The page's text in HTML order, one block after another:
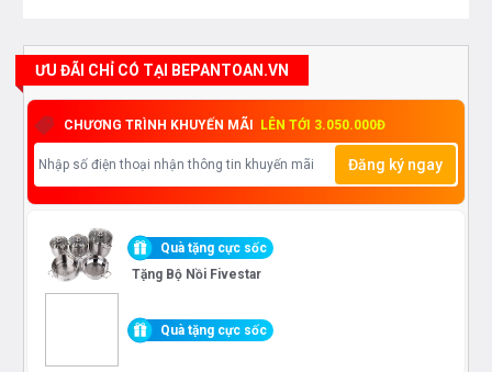
THÔNG SỐ KỸ THUẬT CỦA
BOSCH PUC631BB1E
Vùng nấu của b
ƯU ĐÃI CHỈ CÓ TẠI BEPANTOAN.VN
CHƯƠNG TRÌNH KHUYẾN MÃI LÊN TỚI 3.050.000Đ
Đăng ký ngay
Quà tặng cực sốc
Tặng Bộ Nồi Fivestar
Quà tặng cực sốc